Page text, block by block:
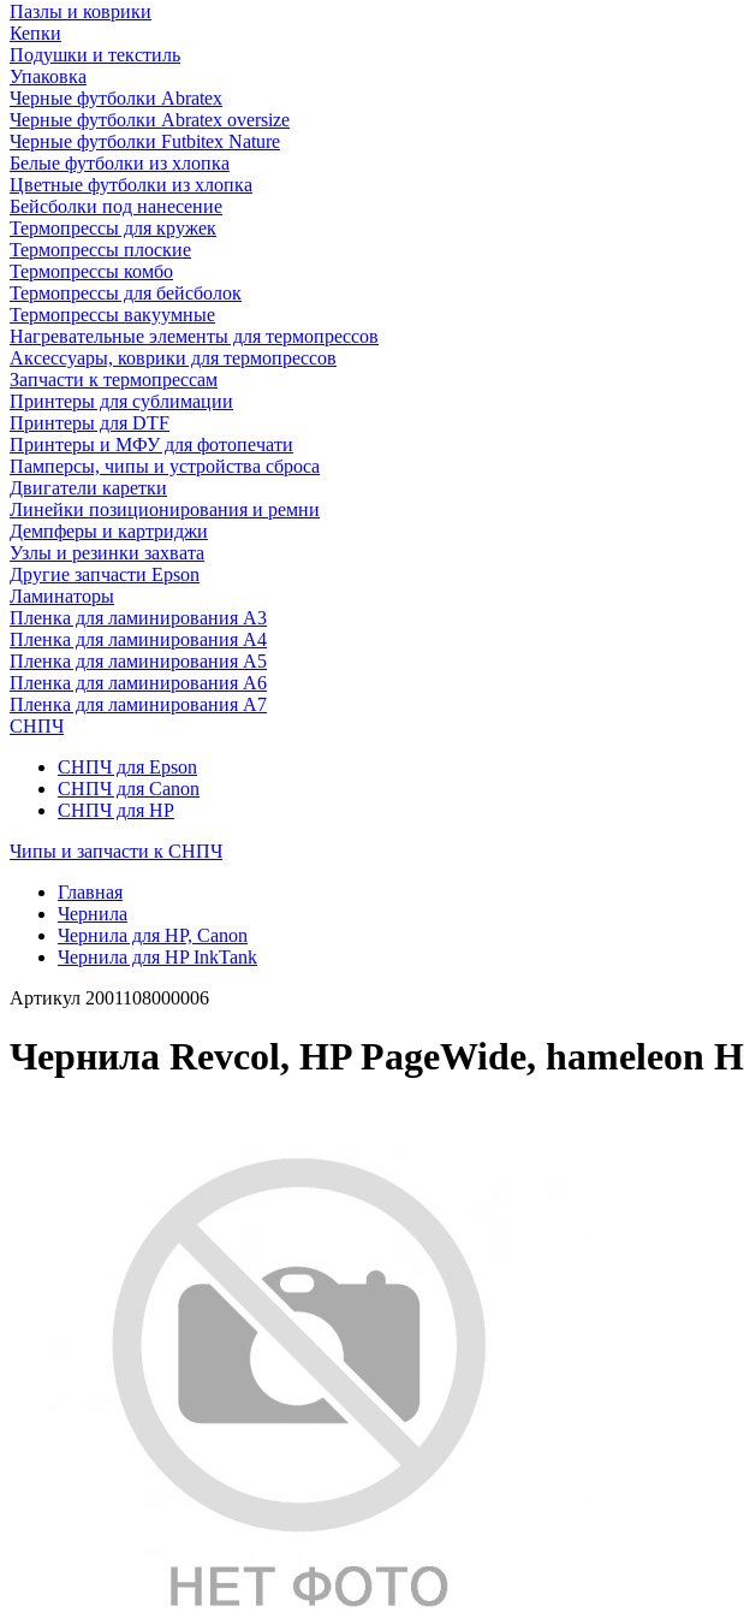
Пазлы и коврики
Кепки
Подушки и текстиль
Упаковка
Черные футболки Abratex
Черные футболки Abratex oversize
Черные футболки Futbitex Nature
Белые футболки из хлопка
Цветные футболки из хлопка
Бейсболки под нанесение
Термопрессы для кружек
Термопрессы плоские
Термопрессы комбо
Термопрессы для бейсболок
Термопрессы вакуумные
Нагревательные элементы для термопрессов
Аксессуары, коврики для термопрессов
Запчасти к термопрессам
Принтеры для сублимации
Принтеры для DTF
Принтеры и МФУ для фотопечати
Памперсы, чипы и устройства сброса
Двигатели каретки
Линейки позиционирования и ремни
Демпферы и картриджи
Узлы и резинки захвата
Другие запчасти Epson
Ламинаторы
Пленка для ламинирования А3
Пленка для ламинирования А4
Пленка для ламинирования А5
Пленка для ламинирования А6
Пленка для ламинирования А7
СНПЧ
СНПЧ для Epson
СНПЧ для Canon
СНПЧ для HP
Чипы и запчасти к СНПЧ
Главная
Чернила
Чернила для HP, Canon
Чернила для HP InkTank
Артикул 2001108000006
Чернила Revcol, HP PageWide, hameleon